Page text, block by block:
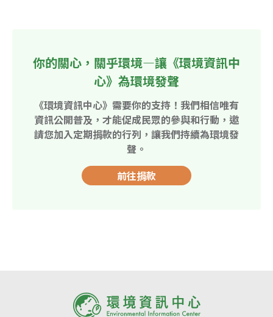
你的關心，關乎環境—讓《環境資訊中
心》為環境發聲
《環境資訊中心》需要你的支持！我們相信唯有
資訊公開普及，才能促成民眾的參與和行動，邀
請您加入定期捐款的行列，讓我們持續為環境發
聲。
前往捐款